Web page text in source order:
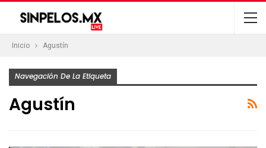
Inicio Agustín
Navegación De La Etiqueta
Agustín